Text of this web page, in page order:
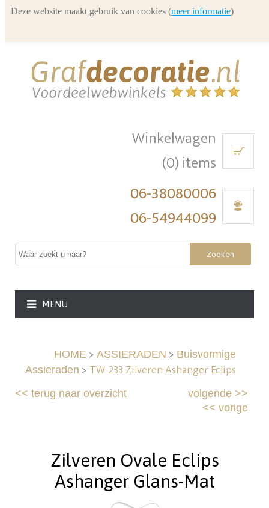
Winkelwagen
(0) items
06-38080006
06-54944099
Zoeken
MENU
HOME> ASSIERADEN > Buisvormige
Assieraden > TW-233 Zilveren Ashanger Eclips
<<terug naar overzicht volgende>>
<< vorige
Zilveren Ovale Eclips
Ashanger Glans-Mat
Deze website maakt gebruik van cookies (meer informatie)